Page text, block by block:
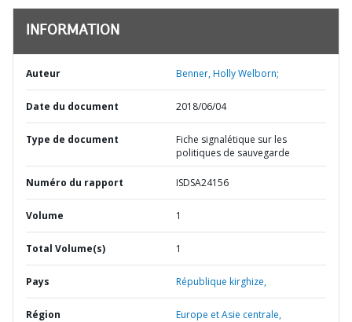
INFORMATION
Auteur Benner, Holly Welborn;
Date du document 2018/06/04
Type de document
Fiche signalétique sur les
politiques de sauvegarde
Numéro du rapport ISDSA24156
Volume 1
Total Volume(s) 1
Pays République kirghize,
Région Europe et Asie centrale,